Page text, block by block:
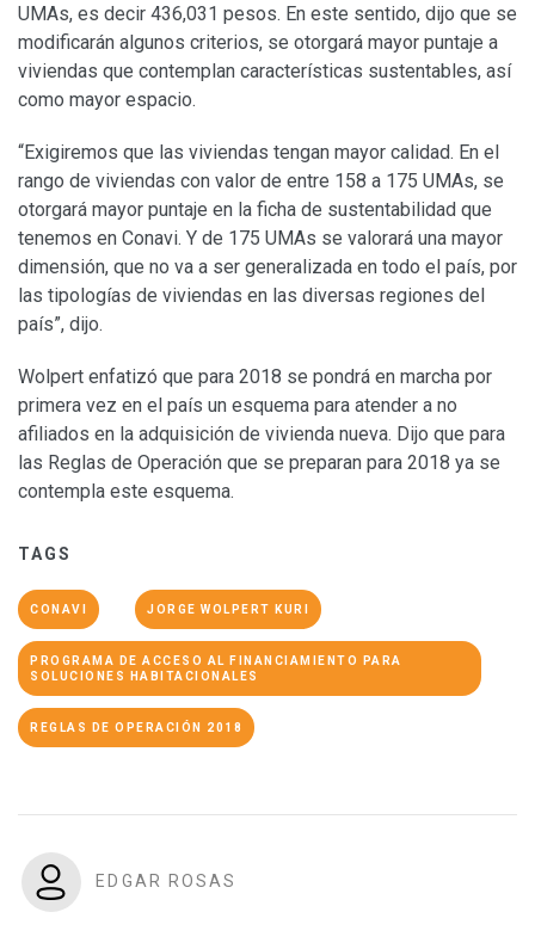
UMAs, es decir 436,031 pesos. En este sentido, dijo que se
modificarán algunos criterios, se otorgará mayor puntaje a
viviendas que contemplan características sustentables, así
como mayor espacio.
“Exigiremos que las viviendas tengan mayor calidad. En el
rango de viviendas con valor de entre 158 a 175 UMAs, se
otorgará mayor puntaje en la ficha de sustentabilidad que
tenemos en Conavi. Y de 175 UMAs se valorará una mayor
dimensión, que no va a ser generalizada en todo el país, por
las tipologías de viviendas en las diversas regiones del
país”, dijo.
Wolpert enfatizó que para 2018 se pondrá en marcha por
primera vez en el país un esquema para atender a no
afiliados en la adquisición de vivienda nueva. Dijo que para
las Reglas de Operación que se preparan para 2018 ya se
contempla este esquema.
TAGS
CONAVI JORGE WOLPERT KURI
PROGRAMA DE ACCESO AL FINANCIAMIENTO PARA
SOLUCIONES HABITACIONALES
REGLAS DE OPERACIÓN 2018
EDGAR ROSAS